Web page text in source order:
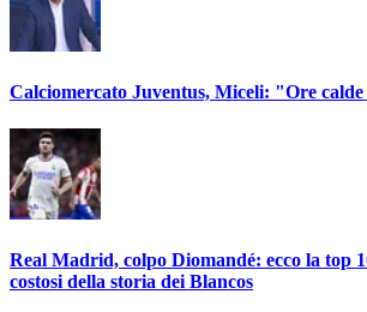
Calciomercato Juventus, Miceli: "Ore
Real Madrid, colpo Diomandé: ecco la top
costosi della storia dei Blancos